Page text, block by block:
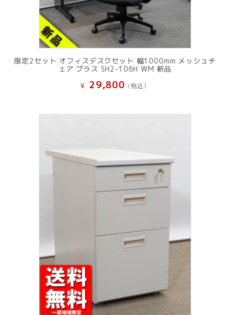
限定2セット オフィスデスクセット 幅1000mm メッシュチ
ェア プラス SH2-106H WM 新品
¥ 29,800 (税込）